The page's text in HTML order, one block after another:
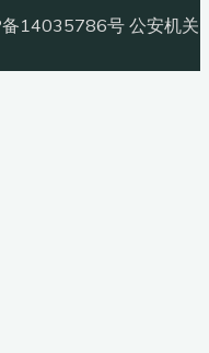
14035786号 公安机关